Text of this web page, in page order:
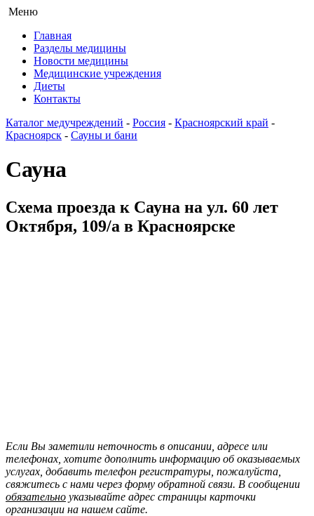
Меню
Главная
Разделы медицины
Новости медицины
Медицинские учреждения
Диеты
Контакты
Каталог медучреждений - Россия - Красноярский край -
Красноярск - Сауны и бани
Сауна
Схема проезда к Сауна на ул. 60 лет
Октября, 109/а в Красноярске
Если Вы заметили неточность в описании, адресе или
телефонах, хотите дополнить информацию об оказываемых
услугах, добавить телефон регистратуры, пожалуйста,
свяжитесь с нами через форму обратной связи. В сообщении
обязательно указывайте адрес страницы карточки
организации на нашем сайте.